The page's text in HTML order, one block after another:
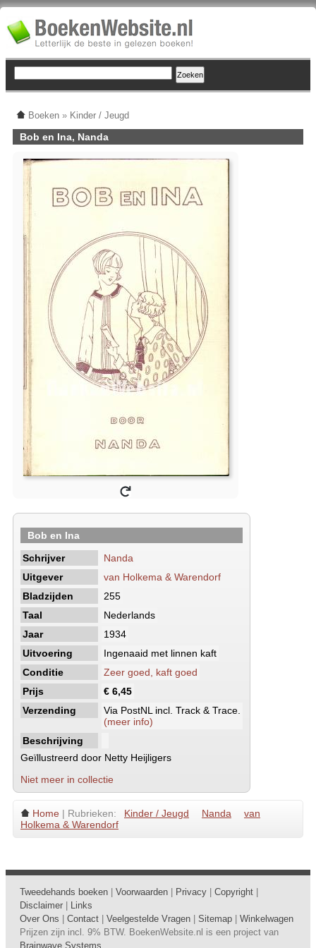
Boeken » Kinder / Jeugd
Bob en Ina, Nanda
Bob en Ina
Schrijver
Nanda
Uitgever
van Holkema & Warendorf
Bladzijden
255
Taal
Nederlands
Jaar
1934
Uitvoering
Ingenaaid met linnen kaft
Conditie
Zeer goed, kaft goed
Prijs
€ 6,45
Verzending
Via PostNL incl. Track & Trace.
(meer info)
Beschrijving
Geïllustreerd door Netty Heijligers
Niet meer in collectie
Home | Rubrieken: Kinder / Jeugd Nanda
van
Holkema & Warendorf
Tweedehands boeken Voorwaarden Privacy Copyright
Disclaimer
Links
Over Ons
Contact Veelgestelde Vragen Sitemap
Winkelwagen
Prijzen zijn incl. 9% BTW. BoekenWebsite.nl is een project van
Brainwave Systems